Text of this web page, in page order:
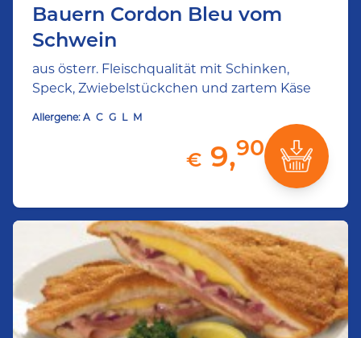
Bauern Cordon Bleu vom
Schwein
aus österr. Fleischqualität mit Schinken,
Speck, Zwiebelstückchen und zartem Käse
Allergene: A C G L M
€ 9,90